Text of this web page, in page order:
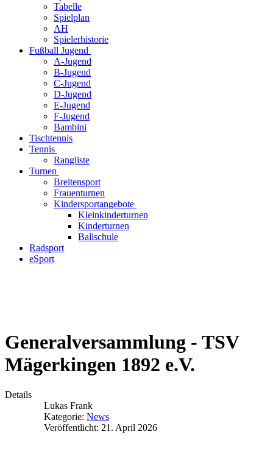
Tabelle
Spielplan
AH
Spielerhistorie
Fußball Jugend
A-Jugend
B-Jugend
C-Jugend
D-Jugend
E-Jugend
F-Jugend
Bambini
Tischtennis
Tennis
Rangliste
Turnen
Breitensport
Frauenturnen
Kindersportangebote
Kleinkinderturnen
Kinderturnen
Ballschule
Radsport
eSport
Generalversammlung - TSV
Mägerkingen 1892 e.V.
Details
Lukas Frank
Kategorie: News
Veröffentlicht: 21. April 2026